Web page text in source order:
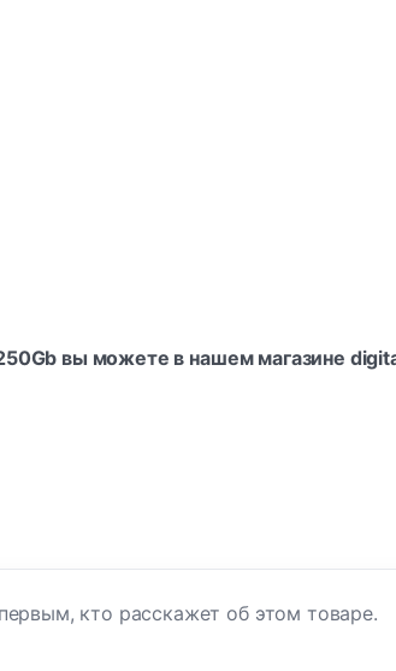
вы можете в нашем магазине
кто расскажет об этом товаре.